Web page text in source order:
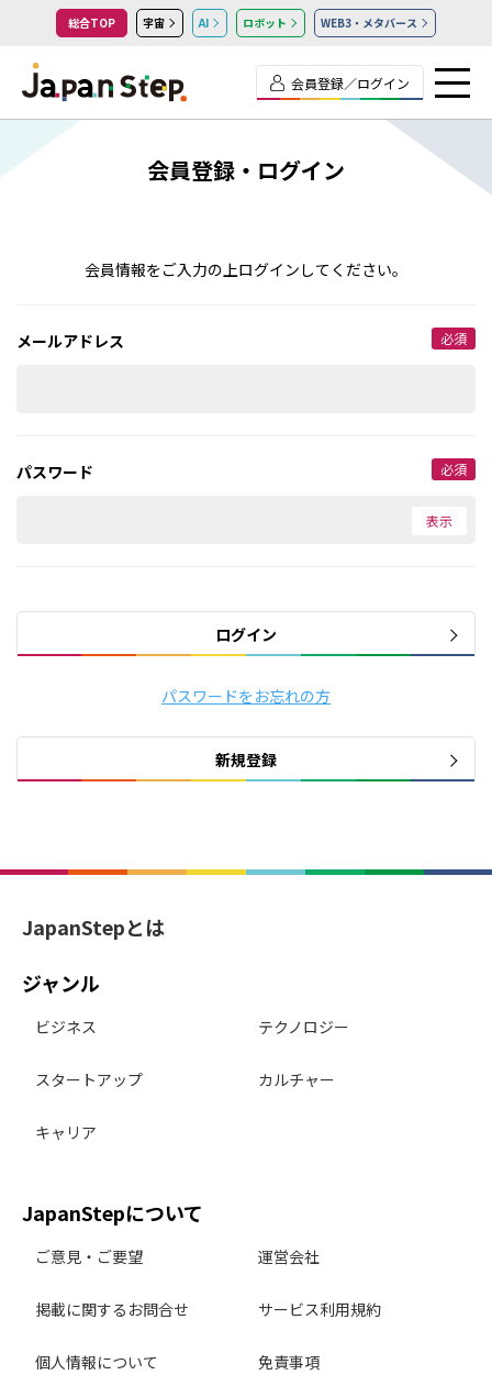
総合TOP 宇宙 AI ロボット WEB3・メタバース
会員登録／ログイン
会員登録・ログイン
会員情報をご入力の上ログインしてください。
メールアドレス 必須
パスワード 必須
ログイン
パスワードをお忘れの方
新規登録
JapanStepとは
ジャンル
ビジネス テクノロジー
スタートアップ カルチャー
キャリア
JapanStepについて
ご意見・ご要望 運営会社
掲載に関するお問合せ サービス利用規約
個人情報について 免責事項